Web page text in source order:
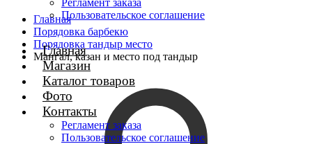
Регламент заказа
Пользовательское соглашение
Главная
Магазин
Каталог товаров
Фото
Контакты
Регламент заказа
Пользовательское соглашение
Главная
Порядовка барбекю
Порядовка тандыр место
Мангал, казан и место под тандыр